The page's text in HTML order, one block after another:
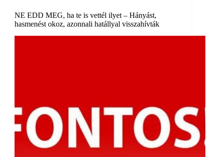
NE EDD MEG, ha te is vettél ilyet – Hányást,
hasmenést okoz, azonnali hatállyal visszahívták